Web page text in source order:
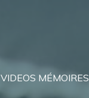
VIDEOS MÉMOIRES